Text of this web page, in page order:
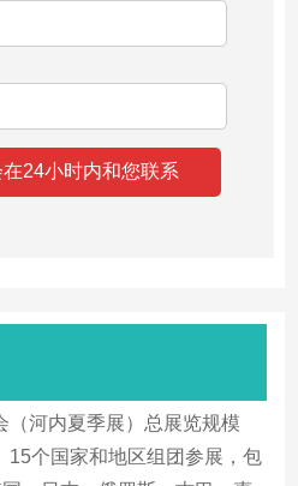
（河内夏季展）总展览规模
15个国家和地区组团参展，包